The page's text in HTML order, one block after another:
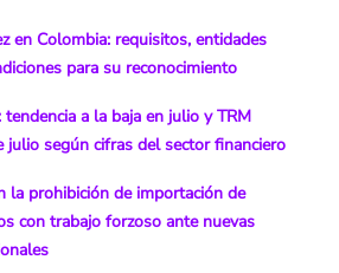
en Colombia: requisitos, entidades
para su reconocimiento
a la baja en julio y TRM
julio según cifras del sector financiero
la prohibición de importación de
con trabajo forzoso ante nuevas